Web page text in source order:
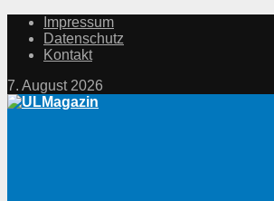
Impressum
Datenschutz
Kontakt
7. August 2026